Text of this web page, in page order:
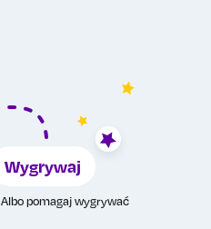
Wygrywaj
Albo pomagaj wygrywać